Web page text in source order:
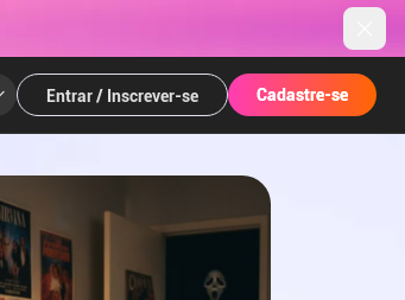
Entrar / Inscrever-se ​​Cadastre-se​
​​Cadastre-se​